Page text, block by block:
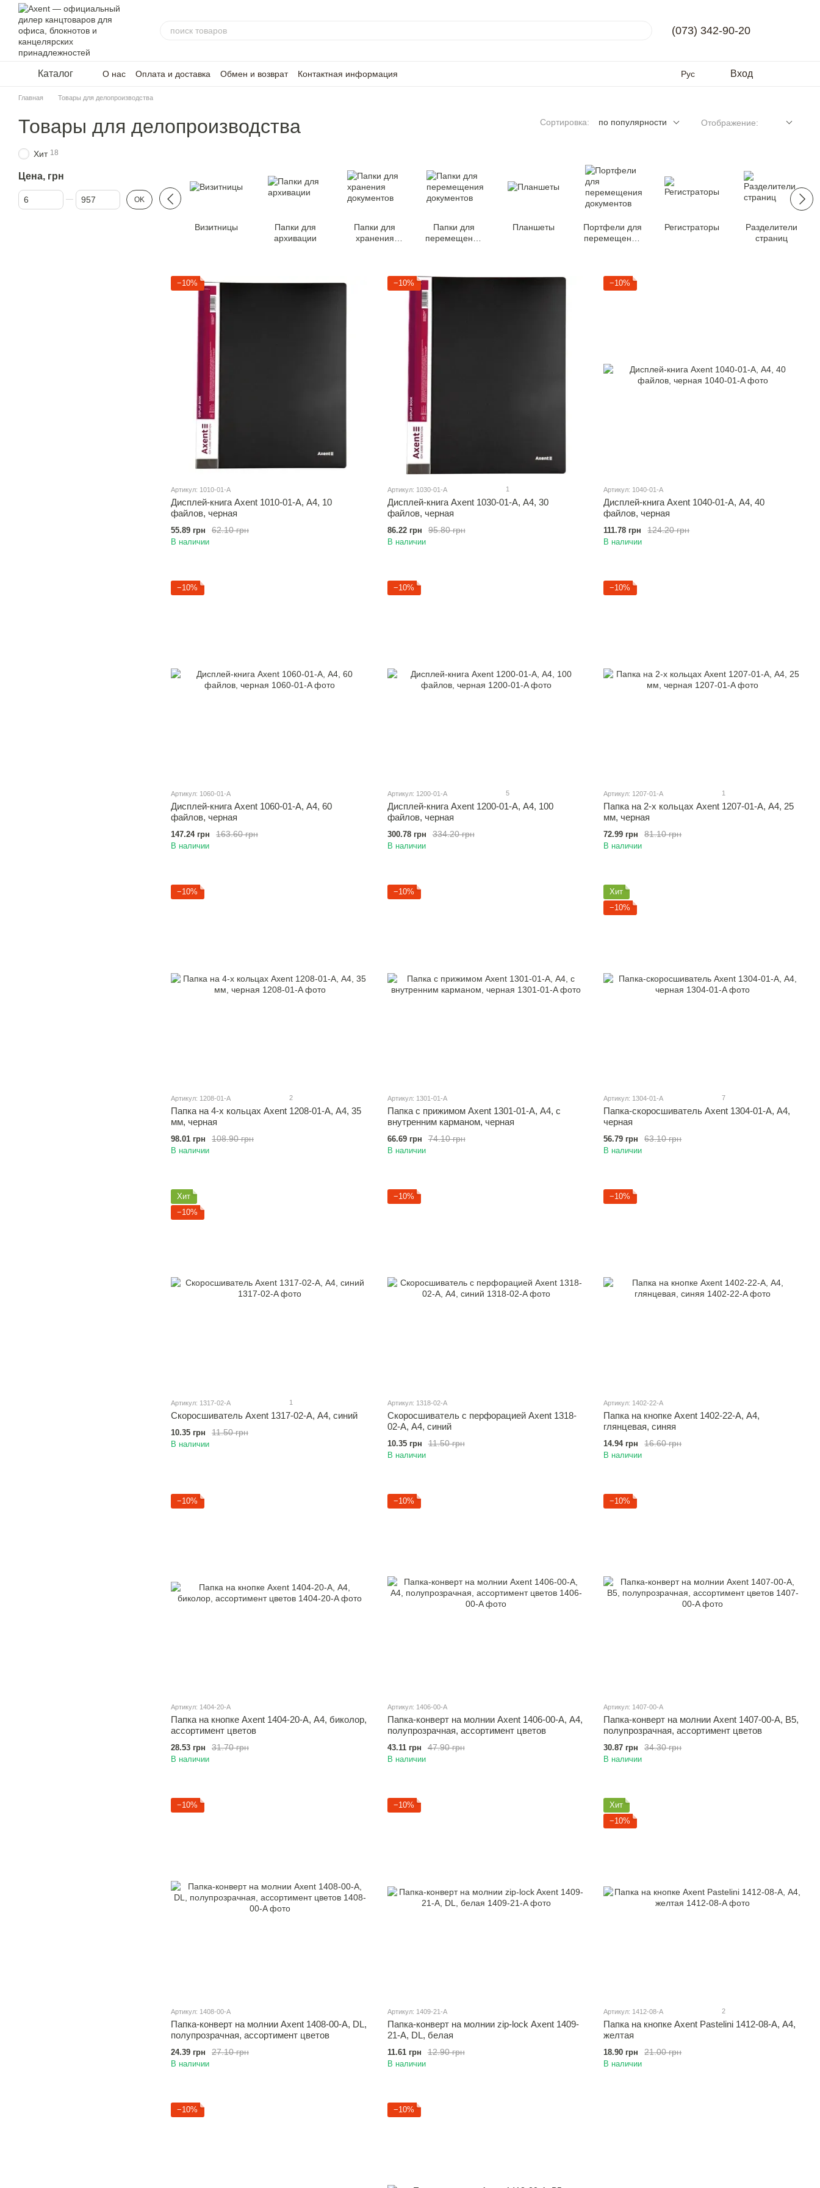
Перейти к основному контенту
(073) 342-90-20
Каталог О нас Оплата и доставка Обмен и возврат Контактная информация Рус Вход
Главная Товары для делопроизводства
Товары для делопроизводства Сортировка: по популярности Отображение:
Визитницы
Папки для
архивации
Папки для
хранения
Папки для
перемещения
Планшеты
Портфели для
перемещения
Регистраторы
Разделители
страниц
−10%
Артикул: 1010-01-A
Дисплей-книга Axent 1010-01-A, А4, 10
файлов, черная
62.10 грн
55.89 грн
В наличии
−10%
Артикул: 1030-01-A 1
Дисплей-книга Axent 1030-01-A, А4, 30
файлов, черная
95.80 грн
86.22 грн
В наличии
−10%
Артикул: 1040-01-A
Дисплей-книга Axent 1040-01-A, А4, 40
файлов, черная
124.20 грн
111.78 грн
В наличии
−10%
Артикул: 1060-01-A
Дисплей-книга Axent 1060-01-A, А4, 60
файлов, черная
163.60 грн
147.24 грн
В наличии
−10%
Артикул: 1200-01-A 5
Дисплей-книга Axent 1200-01-A, А4, 100
файлов, черная
334.20 грн
300.78 грн
В наличии
−10%
Артикул: 1207-01-A 1
Папка на 2-х кольцах Axent 1207-01-A, А4, 25
мм, черная
81.10 грн
72.99 грн
В наличии
−10%
Артикул: 1208-01-A 2
Папка на 4-х кольцах Axent 1208-01-A, А4, 35
мм, черная
108.90 грн
98.01 грн
В наличии
−10%
Артикул: 1301-01-A
Папка с прижимом Axent 1301-01-A, А4, с
внутренним карманом, черная
74.10 грн
66.69 грн
В наличии
Хит
−10%
Артикул: 1304-01-A 7
Папка-скоросшиватель Axent 1304-01-A, А4,
черная
63.10 грн
56.79 грн
В наличии
Хит
−10%
Артикул: 1317-02-A 1
Скоросшиватель Axent 1317-02-A, А4, синий
11.50 грн
10.35 грн
В наличии
−10%
Артикул: 1318-02-A
Скоросшиватель с перфорацией Axent 1318-
02-A, А4, синий
11.50 грн
10.35 грн
В наличии
−10%
Артикул: 1402-22-A
Папка на кнопке Axent 1402-22-A, А4,
глянцевая, синяя
16.60 грн
14.94 грн
В наличии
−10%
Артикул: 1404-20-A
Папка на кнопке Axent 1404-20-A, А4, биколор,
ассортимент цветов
31.70 грн
28.53 грн
В наличии
−10%
Артикул: 1406-00-A
Папка-конверт на молнии Axent 1406-00-А, А4,
полупрозрачная, ассортимент цветов
47.90 грн
43.11 грн
В наличии
−10%
Артикул: 1407-00-A
Папка-конверт на молнии Axent 1407-00-A, В5,
полупрозрачная, ассортимент цветов
34.30 грн
30.87 грн
В наличии
−10%
Артикул: 1408-00-A
Папка-конверт на молнии Axent 1408-00-A, DL,
полупрозрачная, ассортимент цветов
27.10 грн
24.39 грн
В наличии
−10%
Артикул: 1409-21-A
Папка-конверт на молнии zip-lock Axent 1409-
21-A, DL, белая
12.90 грн
11.61 грн
В наличии
Хит
−10%
Артикул: 1412-08-A 2
Папка на кнопке Axent Pastelini 1412-08-A, А4,
желтая
21.00 грн
18.90 грн
В наличии
−10% −10%
Хит 18
Цена, грн
От Цена, грн
До Цена, грн OK